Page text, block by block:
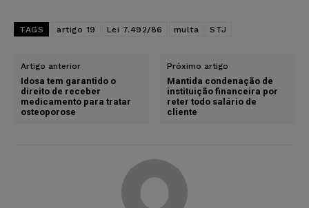
TAGS artigo 19 Lei 7.492/86 multa STJ
Artigo anterior
Idosa tem garantido o
direito de receber
medicamento para tratar
osteoporose
Próximo artigo
Mantida condenação de
instituição financeira por
reter todo salário de
cliente